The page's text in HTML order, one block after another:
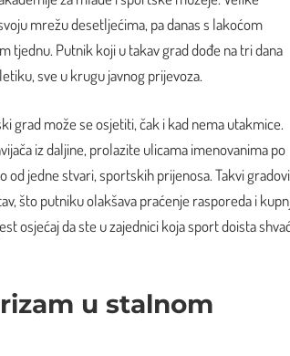
mrežu desetljećima, pa danas s lakoćom
tjednu. Putnik koji u takav grad dođe na tri dana
sve u krugu javnog prijevoza.
grad može se osjetiti, čak i kad nema utakmice.
iz daljine, prolazite ulicama imenovanima po
od jedne stvari, sportskih prijenosa. Takvi gradovi
što putniku olakšava praćenje rasporeda i
osjećaj da ste u zajednici koja sport doista
u stalnom